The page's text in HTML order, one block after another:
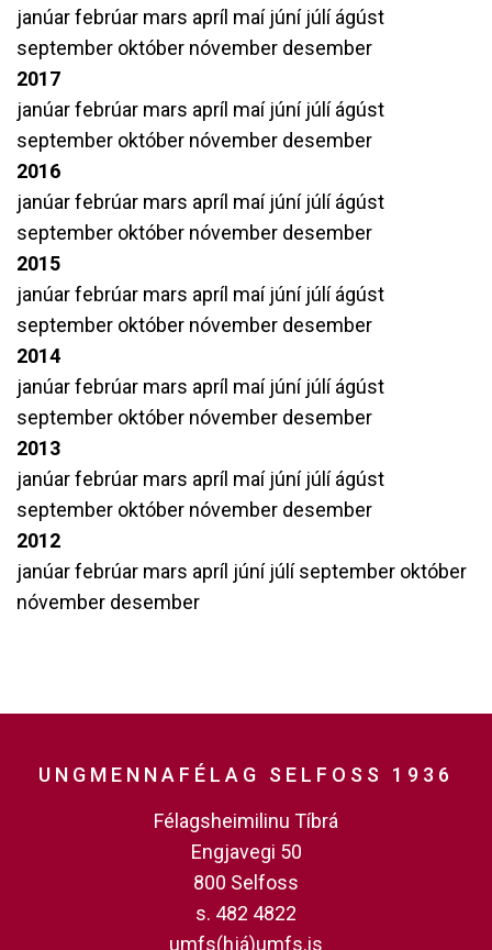
janúarfebrúar mars apríl maí júní júlíágúst
september október nóvember desember
2017
janúarfebrúar mars apríl maí júní júlíágúst
september október nóvember desember
2016
janúarfebrúar mars apríl maí júní júlíágúst
september október nóvember desember
2015
janúarfebrúar mars apríl maí júní júlíágúst
september október nóvember desember
2014
janúarfebrúar mars apríl maí júní júlíágúst
september október nóvember desember
2013
janúarfebrúar mars apríl maí júní júlíágúst
september október nóvember desember
2012
janúarfebrúar mars apríl júní júlíseptember október
nóvember desember
UNGMENNAFÉLAG SELFOSS 1936
Félagsheimilinu Tíbrá
Engjavegi 50
800 Selfoss
s. 482 4822
umfs(hjá)umfs.is